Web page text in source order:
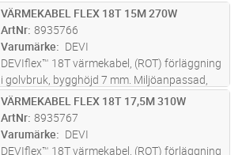
metermärkt värmekabel för förläggning i
golvbruk under t.ex. klinker, plastmatta, trä
eller laminatgolv, vid nyby
ST Lägg i kundvagn
VÄRMEKABEL FLEX 18T 15M 270W
ArtNr 8935766
Varumärke
DEVI
DEVIflex™ 18T värmekabel, (ROT) förläggning
i golvbruk, bygghöjd 7 mm. Miljöanpassad,
metermärkt värmekabel för förläggning i
golvbruk under t.ex. klinker, plastmatta, trä
eller laminatgolv, vid nyby
ST Lägg i kundvagn
VÄRMEKABEL FLEX 18T 17,5M 310W
ArtNr 8935767
Varumärke
DEVI
DEVIflex™ 18T värmekabel, (ROT) förläggning